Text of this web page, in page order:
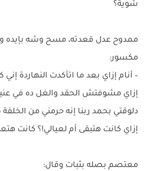
شوية؟
ممدوح عدل قعدته، مسح وشه بإيده
مكسور:
– أنام إزاي بعد ما اتأكدت النهاردة
إزاي مشوفتش الحقد والغل ده في
دلوقتي بحمد ربنا إنه حرمني من
إزاي كانت هتبقى أم لعيالي!؟ كانت
معتصم بصله بثبات وقال: